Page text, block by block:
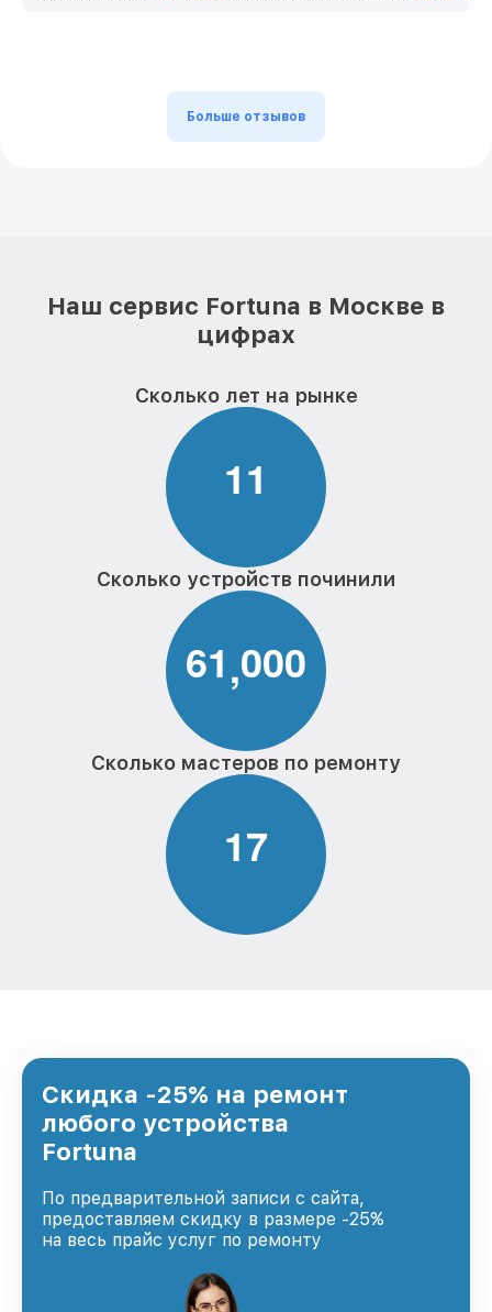
Больше отзывов
Наш сервис Fortuna в Москве в
цифрах
Сколько лет на рынке
11
Сколько устройств починили
61,000
Сколько мастеров по ремонту
17
Скидка -25% на ремонт
любого устройства
Fortuna
По предварительной записи с сайта,
предоставляем скидку в размере -25%
на весь прайс услуг по ремонту